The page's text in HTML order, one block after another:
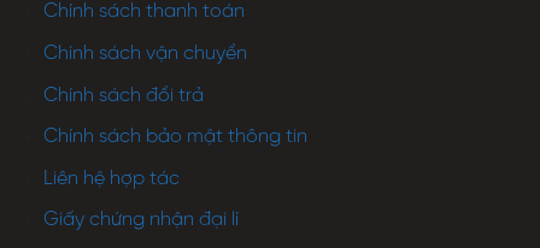
Chính sách thanh toán
Chính sách vận chuyển
Chính sách đổi trả
Chính sách bảo mật thông tin
Liên hệ hợp tác
Giấy chứng nhận đại lí